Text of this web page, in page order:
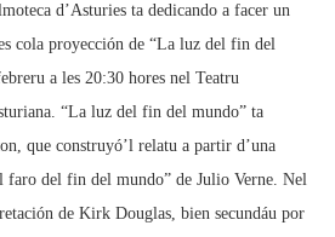
d’Asturies ta dedicando a facer un
cola proyección de “La luz del fin del
a les 20:30 hores nel Teatru
“La luz del fin del mundo” ta
que construyó’l relatu a partir d’una
faro del fin del mundo” de Julio Verne. Nel
de Kirk Douglas, bien secundáu por